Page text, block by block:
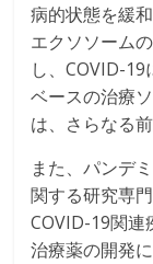
病的状態を緩
エクソソーム
し、COVID-
ベースの治療
は、さらなる
また、パンデ
関する研究専
COVID-19関連
治療薬の開発